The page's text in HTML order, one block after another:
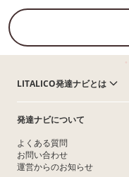
LITALICO発達ナビとは
発達ナビについて
よくある質問
お問い合わせ
運営からのお知らせ